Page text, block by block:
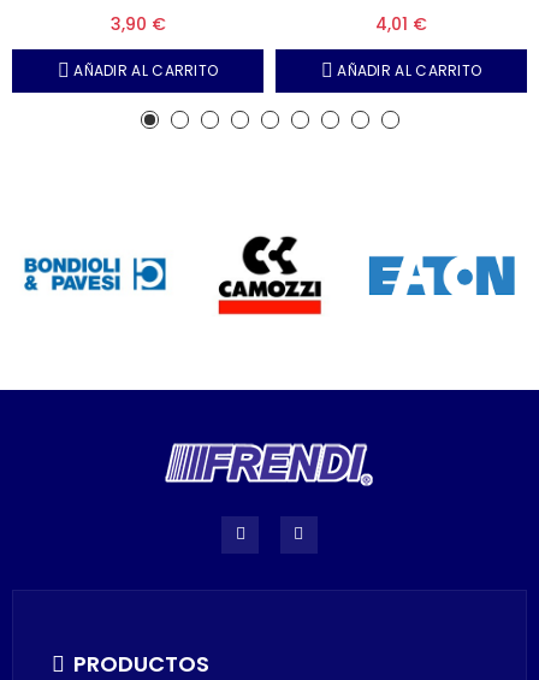
4 mm - Rosca M6x100
3,90 €
AÑADIR AL CARRITO
6 mm - Rosca M8x100
4,01 €
AÑADIR AL CARRITO
PRODUCTOS